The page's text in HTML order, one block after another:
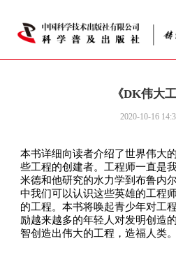
《DK伟大
2020-10-16
本书详细向读者介绍了世界伟大
些工程的创建者。工程师一直是
米德和他研究的水力学到布鲁内
中我们可以认识这些英雄的工程
的工程。本书将唤起青少年对工
励越来越多的年轻人对发明创造
智创造出伟大的工程，造福人类。